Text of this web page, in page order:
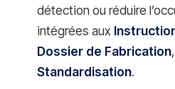
détection ou réduire
intégrées aux
Dossier de Fabrication
Standardisation.